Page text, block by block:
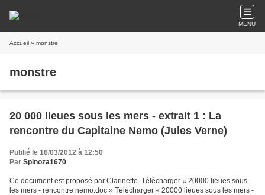
MENU
Accueil » monstre
monstre
20 000 lieues sous les mers - extrait 1 : La
rencontre du Capitaine Nemo (Jules Verne)
Publié le 16/03/2012 à 12:50
Par Spinoza1670
Ce document est proposé par Clarinette. Télécharger « 20000 lieues sous
les mers - rencontre nemo.doc » Télécharger « 20000 lieues sous les mers -